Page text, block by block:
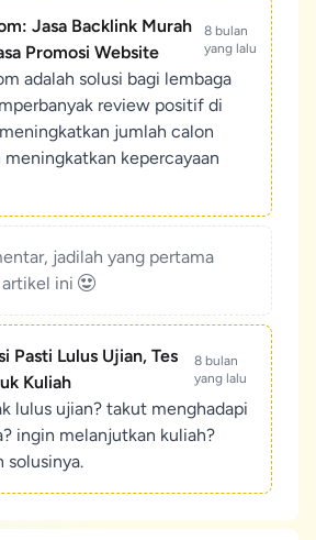
Jasa Backlink Murah
Promosi Website
8 bulan
yang lalu
adalah solusi bagi lembaga
review positif di
jumlah calon
meningkatkan kepercayaan
jadilah yang pertama
ini
Pasti Lulus Ujian, Tes
Kuliah
8 bulan
yang lalu
lulus ujian? takut menghadapi
ingin melanjutkan kuliah?
solusinya.